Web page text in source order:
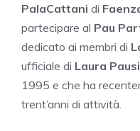
PalaCattani di
partecipare al Pau
dedicato ai membri di
ufficiale di Laura
1995 e che ha
trent’anni di attività.